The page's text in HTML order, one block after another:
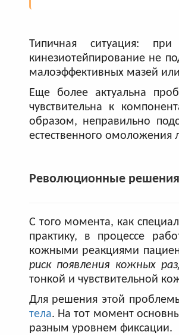
Типичная ситуация:
кинезиотейпирование не
малоэффективных мазей
Еще более актуальна
чувствительна к
образом, неправильно
естественного омоложения
Революционные решения
С того момента, как
практику, в процессе
кожными реакциями
риск появления кожных
тонкой и чувствительной
Для решения этой
тела. На тот момент
разным уровнем фиксации.